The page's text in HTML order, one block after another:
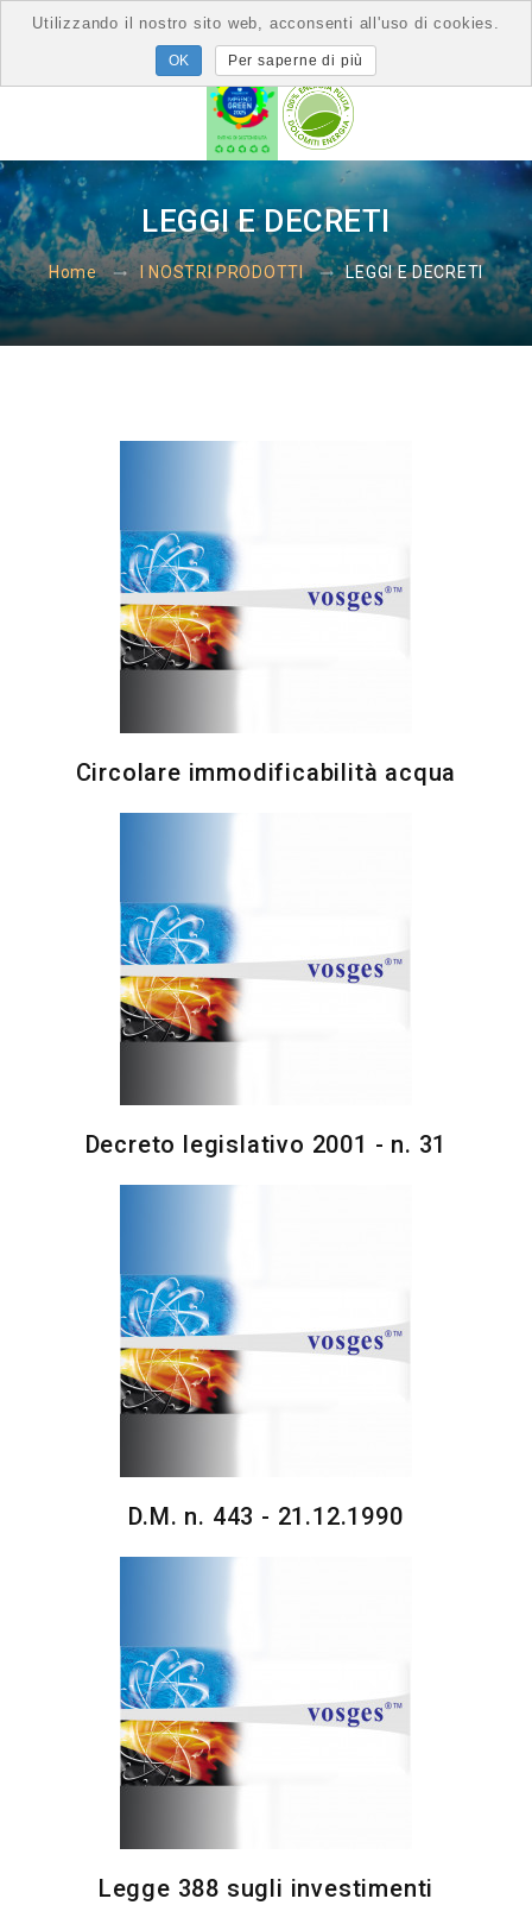
LEGGI E DECRETI
Home I NOSTRI PRODOTTI LEGGI E DECRETI
Circolare immodificabilità acqua
Decreto legislativo 2001 - n. 31
D.M. n. 443 - 21.12.1990
Legge 388 sugli investimenti
Utilizzando il nostro sito web, acconsenti all'uso di cookies.
Per saperne di più